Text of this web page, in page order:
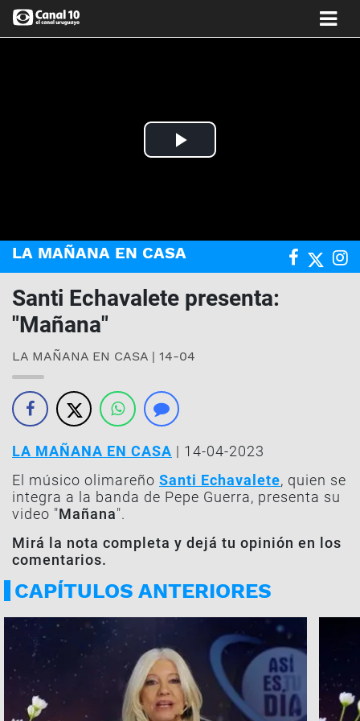
Play
LA MAÑANA EN CASA
Santi Echavalete presenta:
"Mañana"
LA MAÑANA EN CASA | 14-04
LA MAÑANA EN CASA | 14-04-2023
El músico olimareño Santi Echavalete, quien se
integra a la banda de Pepe Guerra, presenta su
video "Mañana".
Mirá la nota completa y dejá tu opinión en los
comentarios.
CAPÍTULOS ANTERIORES